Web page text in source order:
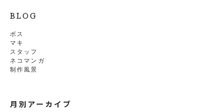
BLOG
ボス
マキ
スタッフ
ネコマンガ
制作風景
月別アーカイブ